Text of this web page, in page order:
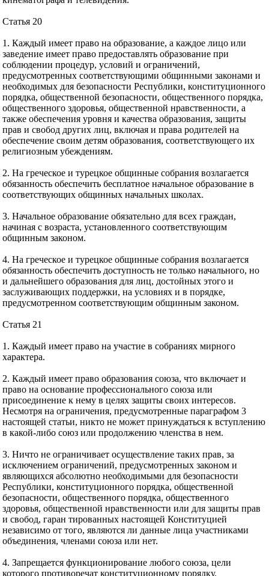
Статья 20
1. Каждый имеет право на образование, а каждое лицо или
заведение имеет право предоставлять образование при
соблюдении процедур, условий и ограничений,
предусмотренных соответствующими общинными законами и
необходимых для безопасности Республики, конституционного
порядка, общественной безопасности, общественного порядка,
общественного здоровья, общественной нравственности, а
также обеспечения уровня и качества образования, защиты
прав и свобод других лиц, включая и права родителей на
обеспечение своим детям образования, соответствующего их
религиозным убеждениям.
2. На греческое и турецкое общинные собрания возлагается
обязанность обеспечить бесплатное начальное образование в
соответствующих общинных начальных школах.
3. Начальное образование обязательно для всех граждан,
начиная с возраста, установленного соответствующим
общинным законом.
4. На греческое и турецкое общинные собрания возлагается
обязанность обеспечить доступность не только начального, но
и дальнейшего образования для лиц, достойных этого и
заслуживающих поддержки, на условиях и в порядке,
предусмотренном соответствующим общинным законом.
Статья 21
1. Каждый имеет право на участие в собраниях мирного
характера.
2. Каждый имеет право образования союза, что включает и
право на основание профессионального союза или
присоединение к нему в целях защиты своих интересов.
Несмотря на ограничения, предусмотренные параграфом 3
настоящей статьи, никто не может принуждаться к вступлению
в какой-либо союз или продолжению членства в нем.
3. Ничто не ограничивает осуществление таких прав, за
исключением ограничений, предусмотренных законом и
являющихся абсолютно необходимыми для безопасности
Республики, конституционного порядка, общественной
безопасности, общественного порядка, общественного
здоровья, общественной нравственности или для защиты прав
и свобод, гаран тированных настоящей Конституцией
независимо от того, являются ли данные лица участниками
объединения, членами союза или нет.
4. Запрещается функционирование любого союза, цели
которого противоречат конституционному порядку.